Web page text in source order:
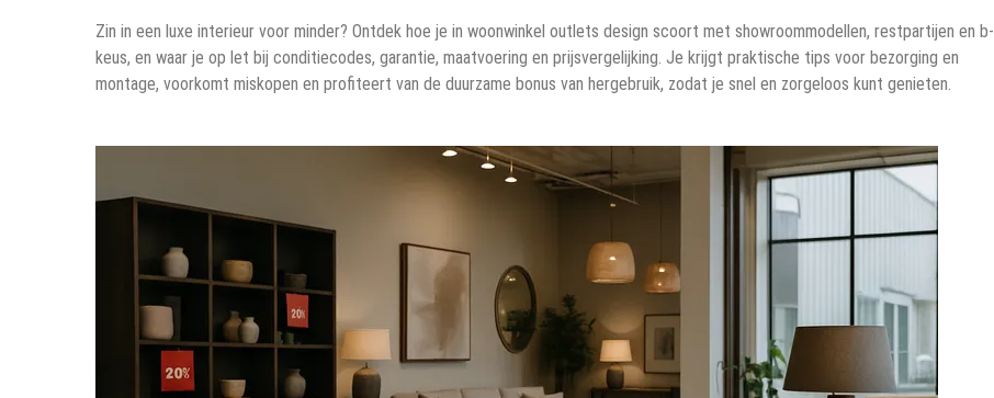
Zin in een luxe interieur voor minder? Ontdek hoe je in woonwinkel outlets design scoort met showroommodellen, restpartijen en b-
keus, en waar je op let bij conditiecodes, garantie, maatvoering en prijsvergelijking. Je krijgt praktische tips voor bezorging en
montage, voorkomt miskopen en profiteert van de duurzame bonus van hergebruik, zodat je snel en zorgeloos kunt genieten.